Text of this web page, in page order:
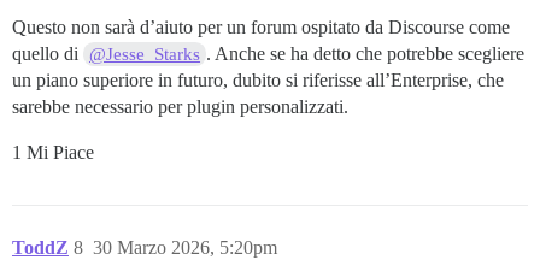
Questo non sarà d’aiuto per un forum ospitato da Discourse come
quello di
@Jesse_Starks . Anche se ha detto che potrebbe scegliere
un piano superiore in futuro, dubito si riferisse all’Enterprise, che
sarebbe necessario per plugin personalizzati.
1 Mi Piace
ToddZ 30 Marzo 2026, 5:20pm
8